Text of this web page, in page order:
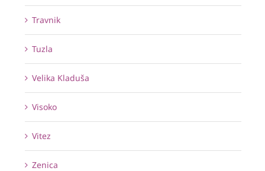
Travnik
Tuzla
Velika Kladuša
Visoko
Vitez
Zenica